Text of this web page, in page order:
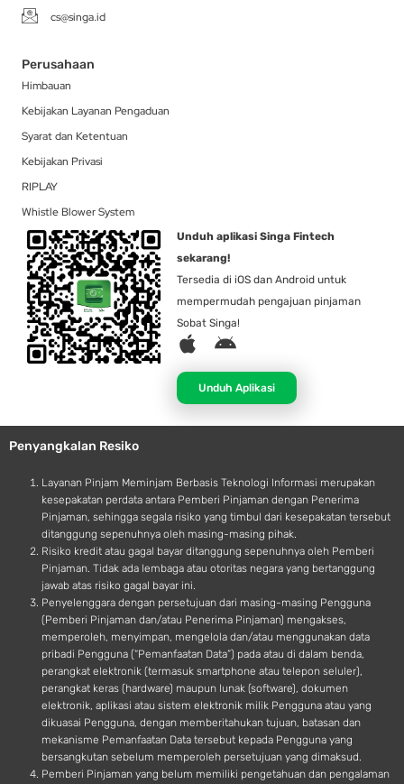
cs@singa.id
Perusahaan
Himbauan
Kebijakan Layanan Pengaduan
Syarat dan Ketentuan
Kebijakan Privasi
RIPLAY
Whistle Blower System
Unduh aplikasi Singa Fintech
sekarang!
Tersedia di iOS dan Android untuk
mempermudah pengajuan pinjaman
Sobat Singa!
A
p
l
e
A
d
r
o
d
Unduh Aplikasi
Penyangkalan Resiko
Layanan Pinjam Meminjam Berbasis Teknologi Informasi merupakan
kesepakatan perdata antara Pemberi Pinjaman dengan Penerima
Pinjaman, sehingga segala risiko yang timbul dari kesepakatan tersebut
ditanggung sepenuhnya oleh masing-masing pihak.
Risiko kredit atau gagal bayar ditanggung sepenuhnya oleh Pemberi
Pinjaman. Tidak ada lembaga atau otoritas negara yang bertanggung
jawab atas risiko gagal bayar ini.
Penyelenggara dengan persetujuan dari masing-masing Pengguna
(Pemberi Pinjaman dan/atau Penerima Pinjaman) mengakses,
memperoleh, menyimpan, mengelola dan/atau menggunakan data
pribadi Pengguna (“Pemanfaatan Data”) pada atau di dalam benda,
perangkat elektronik (termasuk smartphone atau telepon seluler),
perangkat keras (hardware) maupun lunak (software), dokumen
elektronik, aplikasi atau sistem elektronik milik Pengguna atau yang
dikuasai Pengguna, dengan memberitahukan tujuan, batasan dan
mekanisme Pemanfaatan Data tersebut kepada Pengguna yang
bersangkutan sebelum memperoleh persetujuan yang dimaksud.
Pemberi Pinjaman yang belum memiliki pengetahuan dan pengalaman